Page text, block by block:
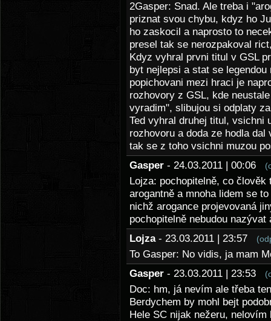
2Gasper: Snad. Ale treba i
priznat svou chybu, kdyz ho
ho zaskocil a naprosto to
presel tak se nerozpakoval
Kdyz vyhral prvni titul v GSL
byt nejlepsi a stat se legendou
popichovani mezi hraci je
rozhovory z GSL, kde
vyradim", slibujou si odplaty
Ted vyhral druhej titul, vsichni
rozhovoru a doda ze hodla
tak se z toho vsichni muzou
Gasper - 24.03.2011 | 00:06
Lojza: pochopitelně, co
arogantně a mnoha lidem se
nichž arogance projevovaná
pochopitelně nebudou
Lojza - 23.03.2011 | 23:57
To Gasper: No vidis, ja mam
Gasper - 23.03.2011 | 23:53
Doc: hm, já nevím ale třeba
Berdychem by mohl bejt
Hele SC nijak nežeru,